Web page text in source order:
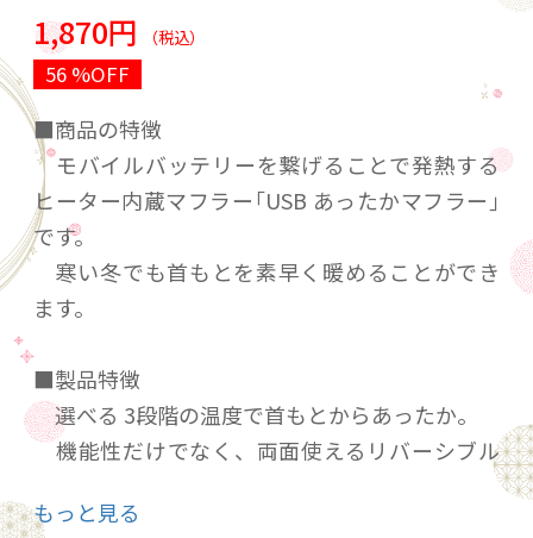
1,870円 （税込）
56 %OFF
■商品の特徴
モバイルバッテリーを繋げることで発熱する
ヒーター内蔵マフラー｢USB あったかマフラー｣
です。
寒い冬でも首もとを素早く暖めることができ
ます。
■製品特徴
選べる 3段階の温度で首もとからあったか。
機能性だけでなく、両面使えるリバーシブル
仕様のマフラーですので、気分やシーン、スタイ
ルに合わせることができるデザイン性も兼ね備
もっと見る